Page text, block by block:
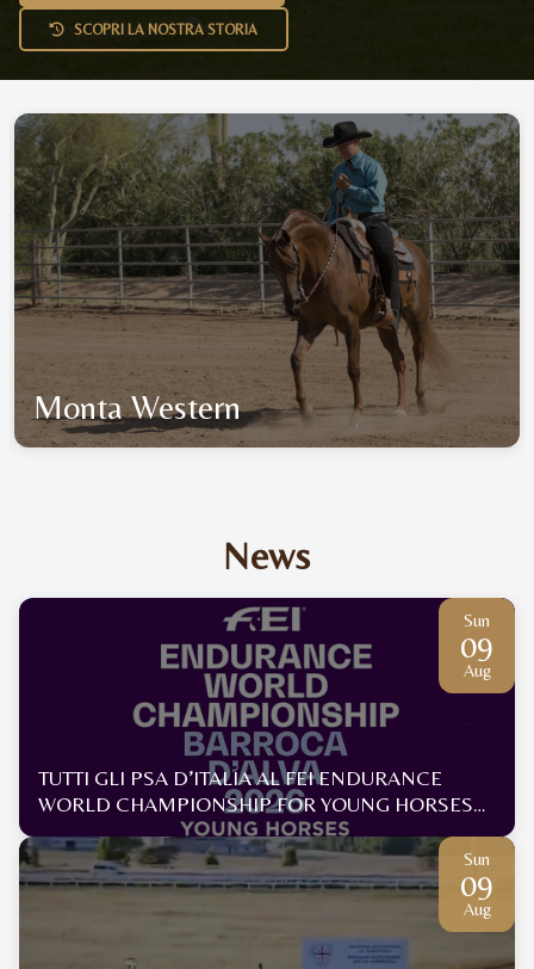
SCOPRI LA NOSTRA STORIA
Equitazione di Campagna
News
Sun
09
Aug
TUTTI GLI PSA D’ITALIA AL FEI ENDURANCE
WORLD CHAMPIONSHIP FOR YOUNG HORSES
2026
Sun
09
Aug